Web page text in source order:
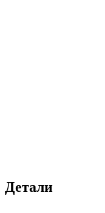
Детали